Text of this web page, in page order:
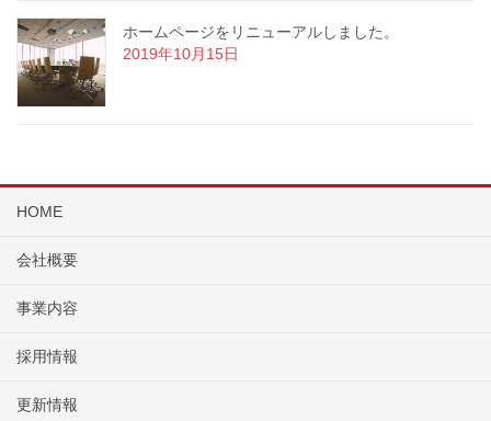
ホームページをリニューアルしました。
2019年10月15日
HOME
会社概要
事業内容
採用情報
更新情報